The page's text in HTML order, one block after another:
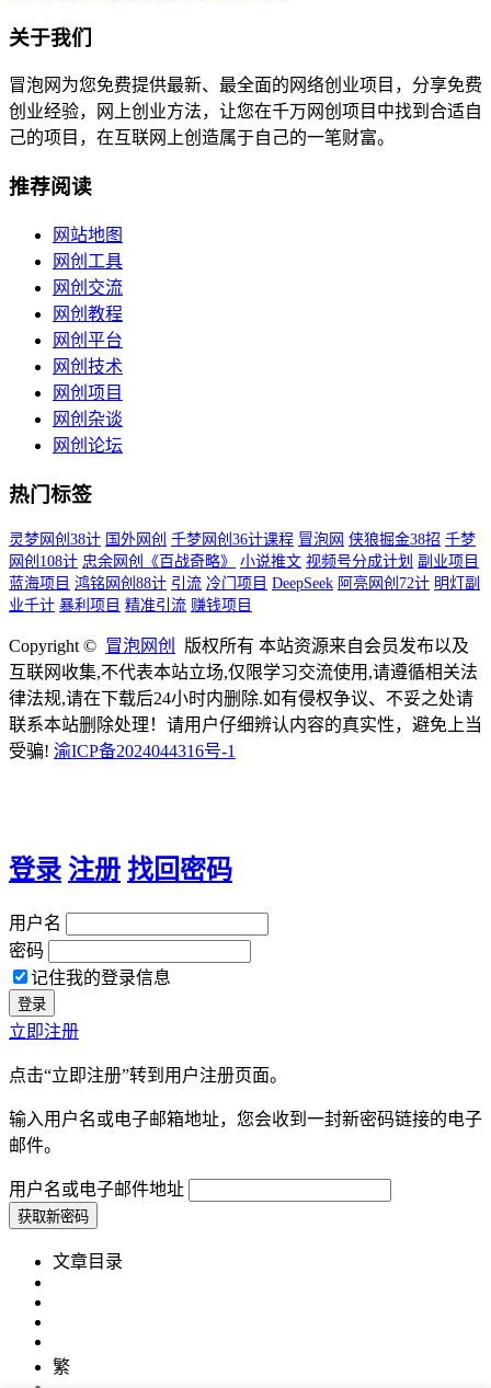
关于我们
冒泡网为您免费提供最新、最全面的网络创业项目，分享免费
创业经验，网上创业方法，让您在千万网创项目中找到合适自
己的项目，在互联网上创造属于自己的一笔财富。
推荐阅读
网站地图
网创工具
网创交流
网创教程
网创平台
网创技术
网创项目
网创杂谈
网创论坛
热门标签
灵梦网创38计 国外网创 千梦网创36计课程 冒泡网 侠狼掘金38招 千梦
网创108计 忠余网创《百战奇略》 小说推文 视频号分成计划 副业项目
蓝海项目 鸿铭网创88计 引流 冷门项目 DeepSeek 阿亮网创72计 明灯副
业千计 暴利项目 精准引流 赚钱项目
Copyright © 冒泡网创
版权所有 本站资源来自会员发布以及
互联网收集,不代表本站立场,仅限学习交流使用,请遵循相关法
律法规,请在下载后24小时内删除.如有侵权争议、不妥之处请
联系本站删除处理！请用户仔细辨认内容的真实性，避免上当
受骗! 渝ICP备2024044316号-1
登录 注册 找回密码
用户名
密码
记住我的登录信息
立即注册
点击“立即注册”转到用户注册页面。
输入用户名或电子邮箱地址，您会收到一封新密码链接的电子
邮件。
用户名或电子邮件地址
文章目录
繁